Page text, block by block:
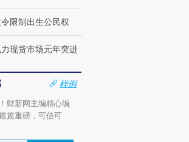
限制出生公民权
力现货市场元年突进
样例
财新网主编精心编
篇重磅，可信可